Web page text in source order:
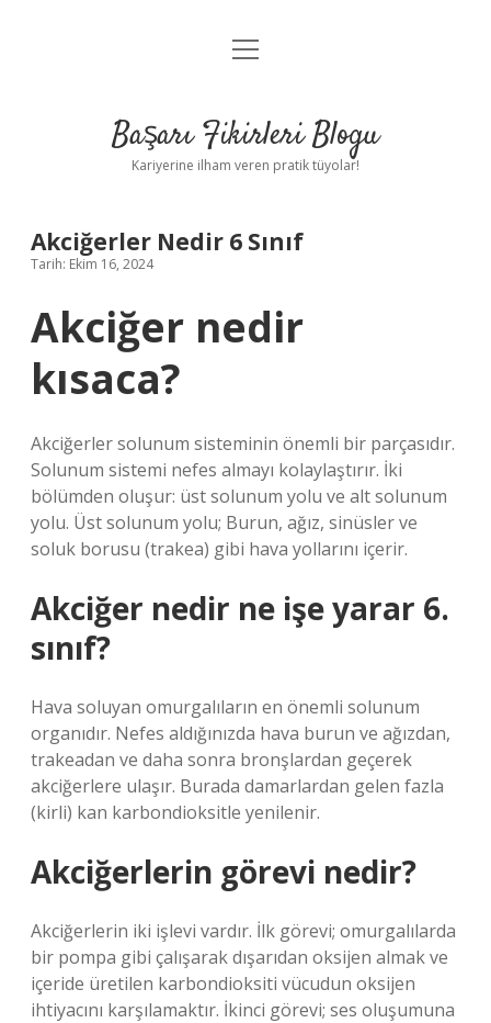
Anasayfa
Yasal Uyarı
menüyü
Başarı Fikirleri Blogu
Kariyerine ilham veren pratik tüyolar!
Akciğerler Nedir 6 Sınıf
Tarih: Ekim 16, 2024
Akciğer nedir
kısaca?
Akciğerler solunum sisteminin önemli bir parçasıdır.
Solunum sistemi nefes almayı kolaylaştırır. İki
bölümden oluşur: üst solunum yolu ve alt solunum
yolu. Üst solunum yolu; Burun, ağız, sinüsler ve
soluk borusu (trakea) gibi hava yollarını içerir.
Akciğer nedir ne işe yarar 6.
sınıf?
Hava soluyan omurgalıların en önemli solunum
organıdır. Nefes aldığınızda hava burun ve ağızdan,
trakeadan ve daha sonra bronşlardan geçerek
akciğerlere ulaşır. Burada damarlardan gelen fazla
(kirli) kan karbondioksitle yenilenir.
Akciğerlerin görevi nedir?
Akciğerlerin iki işlevi vardır. İlk görevi; omurgalılarda
bir pompa gibi çalışarak dışarıdan oksijen almak ve
içeride üretilen karbondioksiti vücudun oksijen
ihtiyacını karşılamaktır. İkinci görevi; ses oluşumuna